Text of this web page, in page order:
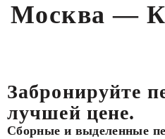
Москва —
Забронируйте
лучшей цене.
Сборные и выделенные